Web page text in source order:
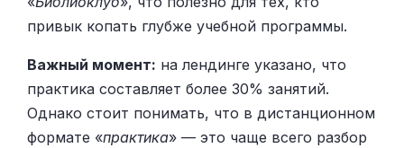
привык копать глубже учебной программы.
Важный момент: на лендинге указано, что
практика составляет более 30% занятий.
Однако стоит понимать, что в дистанционном
формате «практика» — это чаще всего разбор